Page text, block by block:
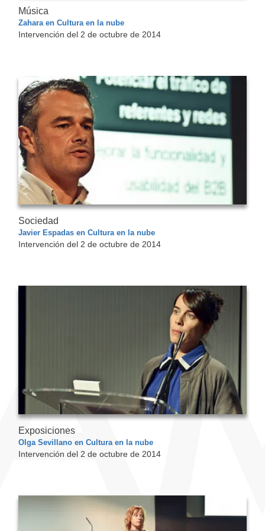
Música
Zahara en Cultura en la nube
Intervención del 2 de octubre de 2014
Sociedad
Javier Espadas en Cultura en la nube
Intervención del 2 de octubre de 2014
Exposiciones
Olga Sevillano en Cultura en la nube
Intervención del 2 de octubre de 2014